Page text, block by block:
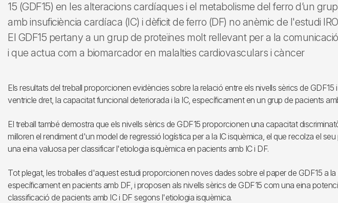
15 (GDF15) en les alteracions cardíaques i el metabolisme del ferro d’un
amb insuficiència cardíaca (IC) i dèficit de ferro (DF) no anèmic de l'estudi
El GDF15 pertany a un grup de proteïnes molt rellevant per a la
i que actua com a biomarcador en malalties cardiovasculars i càncer
Els resultats del treball proporcionen evidències sobre la relació entre els nivells sèrics de GDF15
ventricle dret, la capacitat funcional deteriorada i la IC, específicament en un grup de pacients
El treball també demostra que els nivells sèrics de GDF15 proporcionen una capacitat
milloren el rendiment d'un model de regressió logística per a la IC isquèmica, el que recolza el
una eina valuosa per classificar l'etiologia isquèmica en pacients amb IC i DF.
Tot plegat, les troballes d'aquest estudi proporcionen noves dades sobre el paper de GDF15 a la
específicament en pacients amb DF, i proposen als nivells sèrics de GDF15 com una eina
classificació de pacients amb IC i DF segons l'etiologia isquèmica.